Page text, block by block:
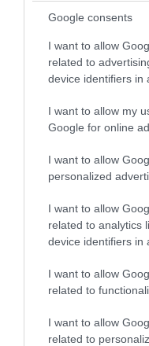
Google consents
I want to allow
related to
device identifiers in
I want to allow my
Google for online
I want to allow
personalized
I want to allow
related to analytics
device identifiers in
I want to allow
related to
I want to allow
related to
Ο Γιάννης
απομάκρυνσής του
06.08.2026 | 14:02
«Επιχείρηση
αντικείμενα από